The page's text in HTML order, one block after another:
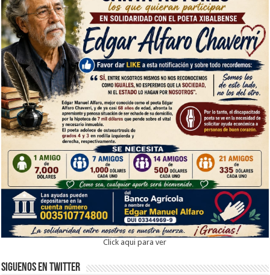
Click aqui para ver
Siguenos en twitter